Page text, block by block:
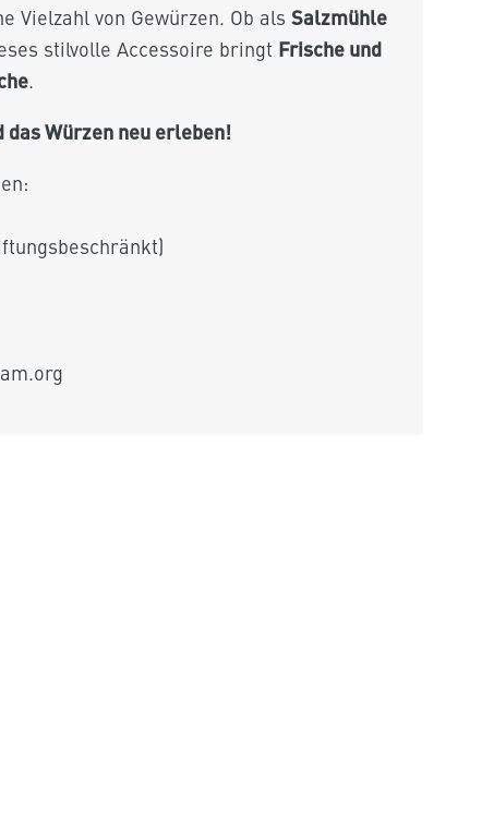
Vielzahl von Gewürzen. Ob als Salzmühle
stilvolle Accessoire bringt Frische und
.
Würzen neu erleben!